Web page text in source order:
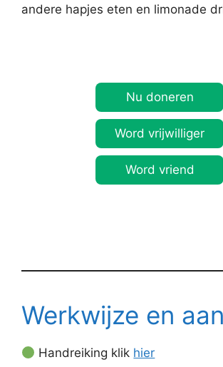
andere hapjes eten en limonade
Nu doneren
Word vrijwilliger
Word vriend
Werkwijze en
Handreiking klik hier